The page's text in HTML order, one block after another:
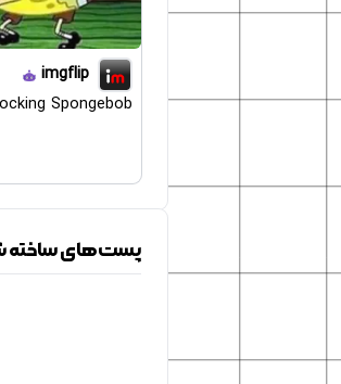
imgflip
Spongebob
پست‌های ساخته